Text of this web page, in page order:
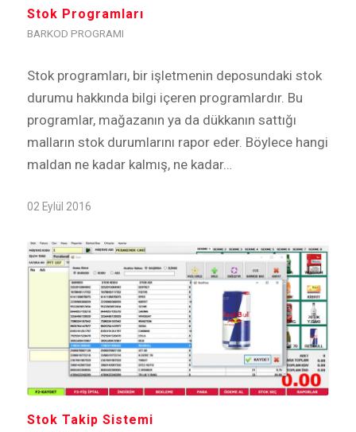
Stok Programları
BARKOD PROGRAMI
Stok programları, bir işletmenin deposundaki stok
durumu hakkında bilgi içeren programlardır. Bu
programlar, mağazanın ya da dükkanın sattığı
malların stok durumlarını rapor eder. Böylece hangi
maldan ne kadar kalmış, ne kadar…
02 Eylül 2016
Stok Takip Sistemi